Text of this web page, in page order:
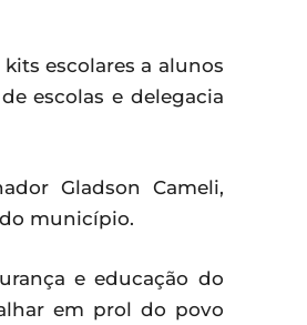
escolares a alunos
escolas e delegacia
Gladson Cameli,
município.
e educação do
em prol do povo